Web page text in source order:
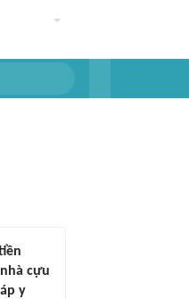
cựu
y